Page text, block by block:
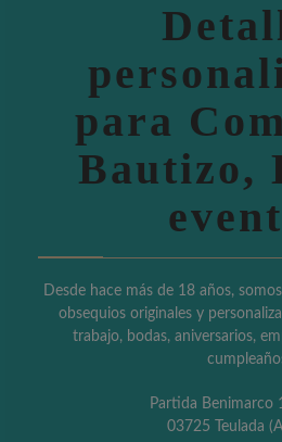
para
Bautizo,
Desde hace más de 18 años,
obsequios originales y
trabajo, bodas, aniversarios,
Partida Benimarco
03725 Teulada